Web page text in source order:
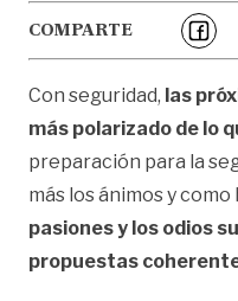
COMPARTE
Con seguridad, las
más polarizado de lo
preparación para la
más los ánimos y
pasiones y los odios
propuestas